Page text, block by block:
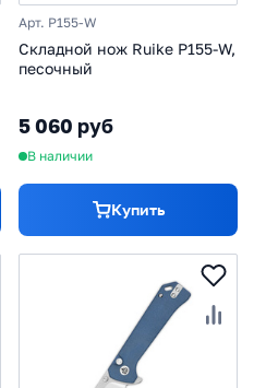
Арт. P155-W
Складной нож Ruike P155-W,
песочный
5 060 руб
В наличии
Купить